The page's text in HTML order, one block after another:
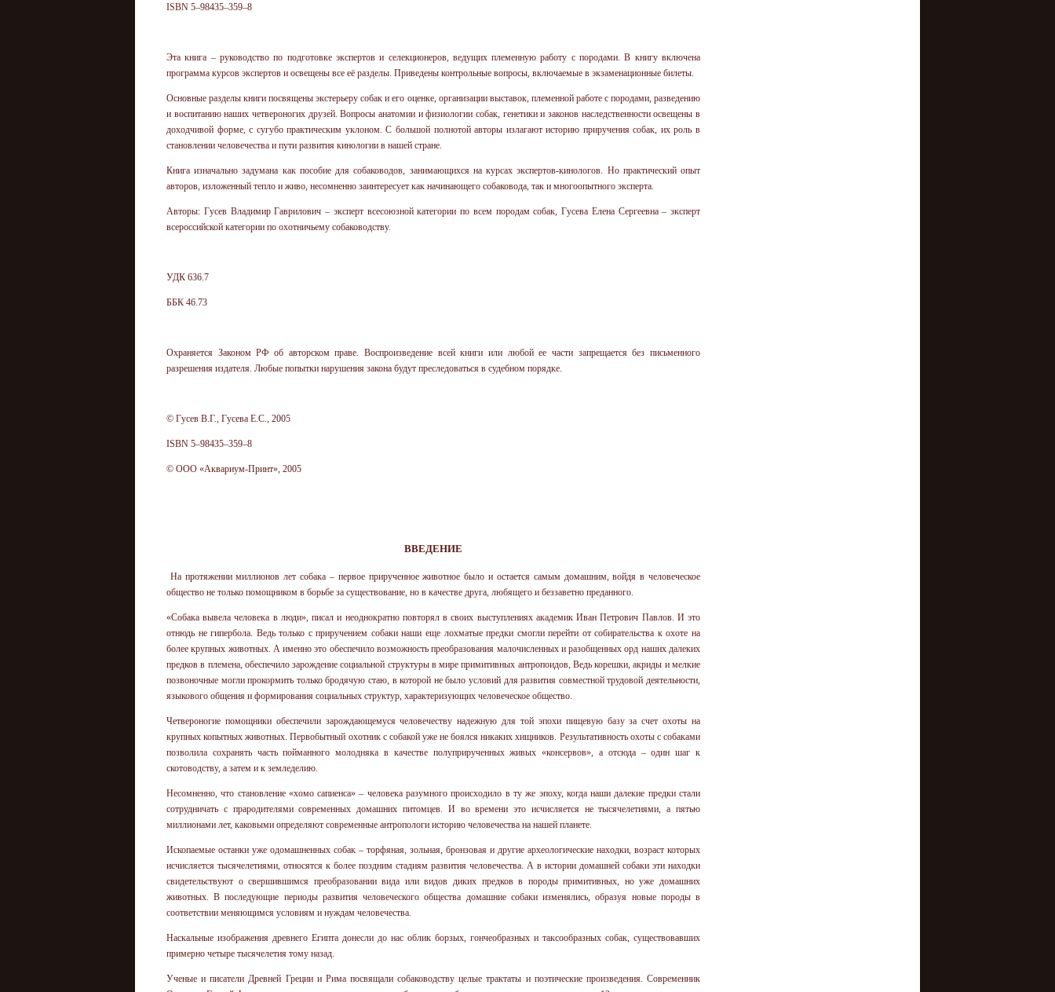
ISBN 5–98435–359–8
Эта книга – руководство по подготовке экспертов и селекционеров, ведущих племенную работу с породами. В книгу включена
программа курсов экспертов и освещены все её разделы. Приведены контрольные вопросы, включаемые в экзаменационные билеты.
Основные разделы книги посвящены экстерьеру собак и его оценке, организации выставок, племенной работе с породами, разведению
и воспитанию наших четвероногих друзей. Вопросы анатомии и физиологии собак, генетики и законов наследственности освещены в
доходчивой форме, с сугубо практическим уклоном. С большой полнотой авторы излагают историю приручения собак, их роль в
становлении человечества и пути развития кинологии в нашей стране.
Книга изначально задумана как пособие для собаководов, занимающихся на курсах экспертов-кинологов. Но практический опыт
авторов, изложенный тепло и живо, несомненно заинтересует как начинающего собаковода, так и многоопытного эксперта.
Авторы: Гусев Владимир Гаврилович – эксперт всесоюзной категории по всем породам собак, Гусева Елена Сергеевна – эксперт
всероссийской категории по охотничьему собаководству.
УДК 636.7
ББК 46.73
Охраняется Законом РФ об авторском праве. Воспроизведение всей книги или любой ее части запрещается без письменного
разрешения издателя. Любые попытки нарушения закона будут преследоваться в судебном порядке.
© Гусев В.Г., Гусева Е.С., 2005
ISBN 5–98435–359–8
© ООО «Аквариум-Принт», 2005
ВВЕДЕНИЕ
На протяжении миллионов лет собака – первое прирученное животное было и остается самым домашним, войдя в человеческое
общество не только помощником в борьбе за существование, но в качестве друга, любящего и беззаветно преданного.
«Собака вывела человека в люди», писал и неоднократно повторял в своих выступлениях академик Иван Петрович Павлов. И это
отнюдь не гипербола. Ведь только с приручением собаки наши еще лохматые предки смогли перейти от собирательства к охоте на
более крупных животных. А именно это обеспечило возможность преобразования малочисленных и разобщенных орд наших далеких
предков в племена, обеспечило зарождение социальной структуры в мире примитивных антропоидов, Ведь корешки, акриды и мелкие
позвоночные могли прокормить только бродячую стаю, в которой не было условий для развития совместной трудовой деятельности,
языкового общения и формирования социальных структур, характеризующих человеческое общество.
Четвероногие помощники обеспечили зарождающемуся человечеству надежную для той эпохи пищевую базу за счет охоты на
крупных копытных животных. Первобытный охотник с собакой уже не боялся никаких хищников. Результативность охоты с собаками
позволила сохранять часть пойманного молодняка в качестве полуприрученных живых «консервов», а отсюда – один шаг к
скотоводству, а затем и к земледелию.
Несомненно, что становление «хомо сапиенса» – человека разумного происходило в ту же эпоху, когда наши далекие предки стали
сотрудничать с прародителями современных домашних питомцев. И во времени это исчисляется не тысячелетиями, а пятью
миллионами лет, каковыми определяют современные антропологи историю человечества на нашей планете.
Ископаемые останки уже одомашненных собак – торфяная, зольная, бронзовая и другие археологические находки, возраст которых
исчисляется тысячелетиями, относятся к более поздним стадиям развития человечества. А в истории домашней собаки эти находки
свидетельствуют о свершившимся преобразовании вида или видов диких предков в породы примитивных, но уже домашних
животных. В последующие периоды развития человеческого общества домашние собаки изменялись, образуя новые породы в
соответствии меняющимся условиям и нуждам человечества.
Наскальные изображения древнего Египта донесли до нас облик борзых, гончеобразных и таксообразных собак, существовавших
примерно четыре тысячелетия тому назад.
Ученые и писатели Древней Греции и Рима посвящали собаководству целые трактаты и поэтические произведения. Современник